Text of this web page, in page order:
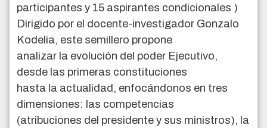
participantes y 15 aspirantes condicionales )
Dirigido por el docente-investigador Gonzalo
Kodelia, este semillero propone
analizar la evolución del poder Ejecutivo,
desde las primeras constituciones
hasta la actualidad, enfocándonos en tres
dimensiones: las competencias
(atribuciones del presidente y sus ministros), la